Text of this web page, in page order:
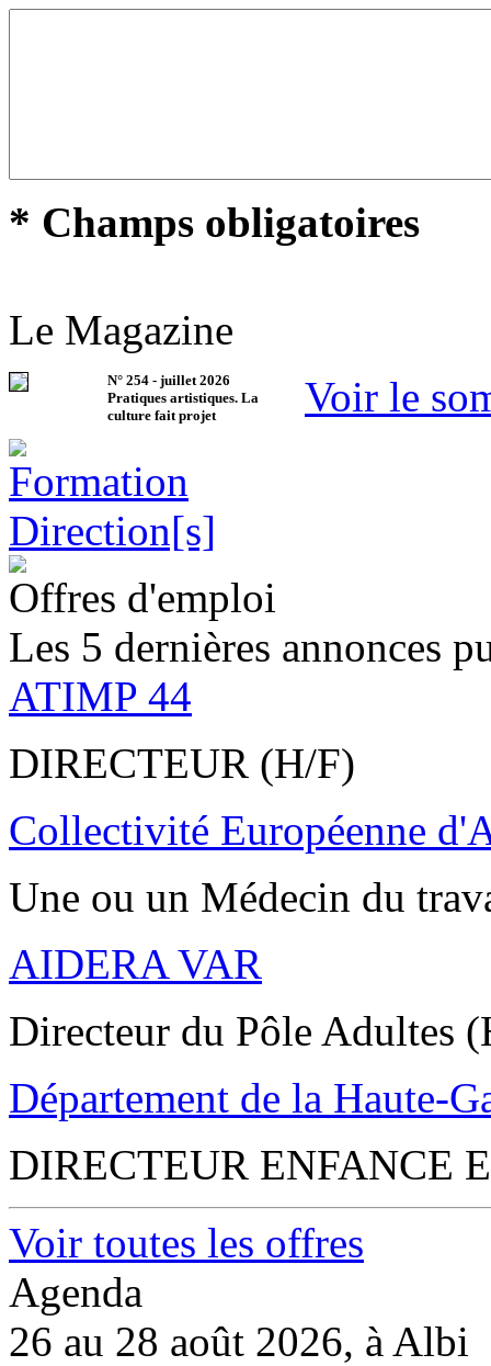
* Champs obligatoires
Le Magazine
N° 254 - juillet 2026
Pratiques artistiques. La
culture fait projet
Voir le
Offres d'emploi
Les 5 dernières annonces
ATIMP 44
DIRECTEUR (H/F)
Collectivité Européenne
Une ou un Médecin du
AIDERA VAR
Directeur du Pôle Adultes
Département de la Haute-
DIRECTEUR ENFANCE
Voir toutes les offres
Agenda
26 au 28 août 2026, à Albi